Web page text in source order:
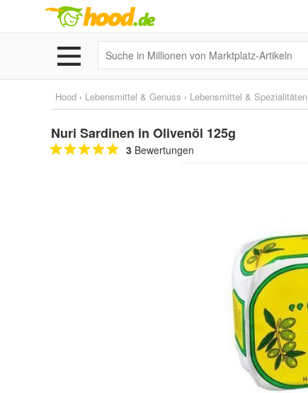
Hood › Lebensmittel & Genuss › Lebensmittel & Spezialitäten
Nuri Sardinen in Olivenöl 125g
3 Bewertungen